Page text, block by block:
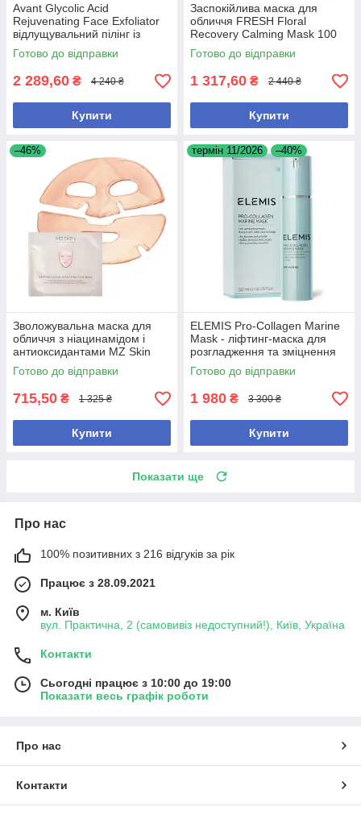
Avant Glycolic Acid
Rejuvenating Face Exfoliator
відлущувальний пілінг із
гліколевою кислотою
Готово до відправки
2 289,60 ₴ 4 240 ₴
Купити
Заспокійлива маска для
обличчя FRESH Floral
Recovery Calming Mask 100
мл
Готово до відправки
1 317,60 ₴ 2 440 ₴
Купити
–46%
Зволожувальна маска для
обличчя з ніацинамідом і
антиоксидантами MZ Skin
Anti-Pollution Hydrating Face
Mask
Готово до відправки
715,50 ₴ 1 325 ₴
Купити
термін 11/2026 –40%
ELEMIS Pro-Collagen Marine
Mask - ліфтинг-маска для
розгладження та зміцнення
шкіри
Готово до відправки
1 980 ₴ 3 300 ₴
Купити
Показати ще
Про нас
100% позитивних з 216 відгуків за рік
Працює з 28.09.2021
м. Київ
вул. Практична, 2 (самовивіз недоступний!), Київ, Україна
Контакти
Сьогодні працює з 10:00 до 19:00
Показати весь графік роботи
Про нас
Контакти